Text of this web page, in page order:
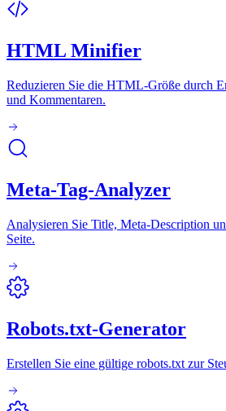
HTML Minifier
Reduzieren Sie die HTML-Größe durch
und Kommentaren.
Meta-Tag-Analyzer
Analysieren Sie Title, Meta-Description
Seite.
Robots.txt-Generator
Erstellen Sie eine gültige robots.txt zur